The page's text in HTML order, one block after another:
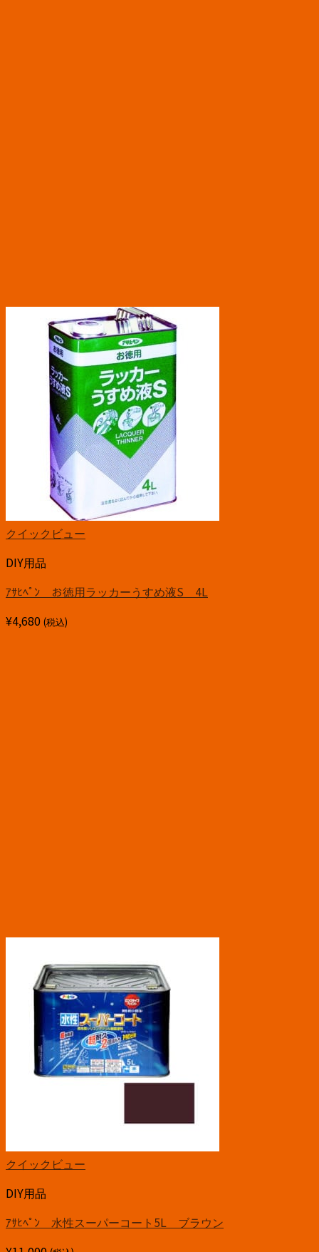
クイックビュー
DIY用品
ｱｻﾋﾍﾟﾝ お徳用ラッカーうすめ液S 4L
¥4,680 (税込)
クイックビュー
DIY用品
ｱｻﾋﾍﾟﾝ 水性スーパーコート5L ブラウン